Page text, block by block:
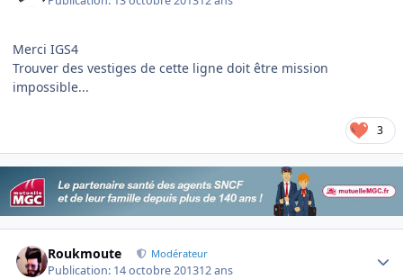
Merci IGS4
Trouver des vestiges de cette ligne doit être mission
impossible...
3
Roukmoute Modérateur
Publication: 14 octobre 201312 ans